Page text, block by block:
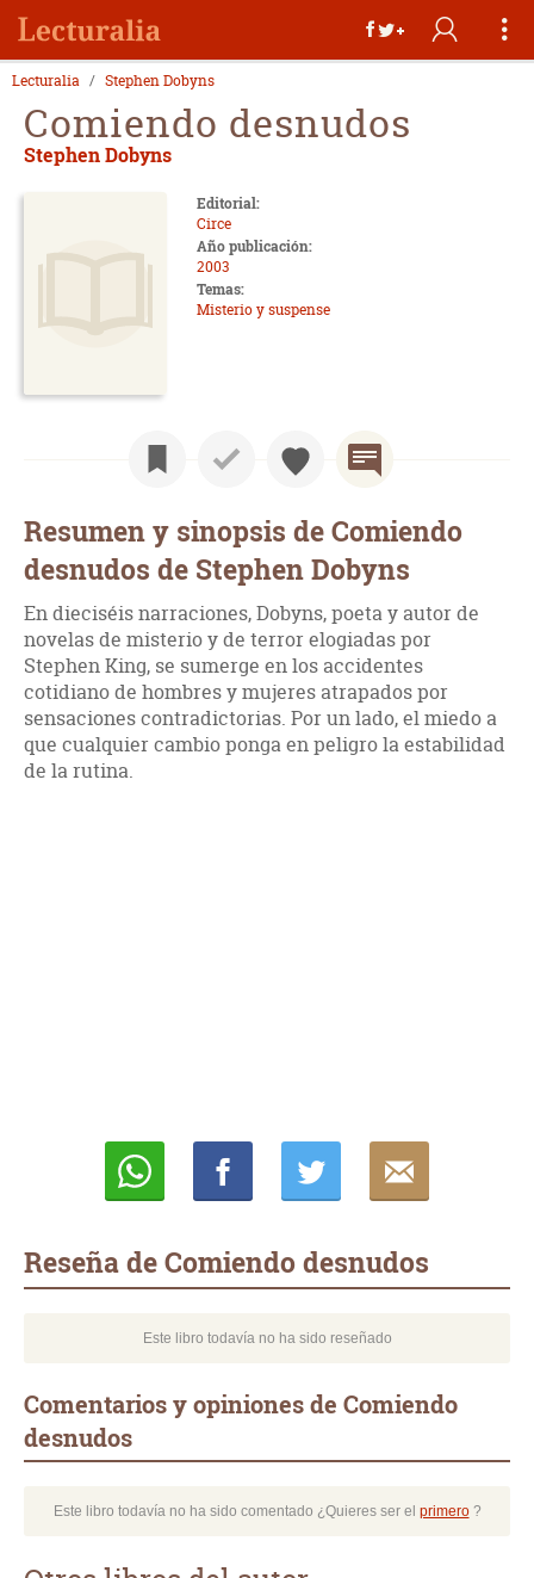
Lecturalia Stephen Dobyns
Comiendo desnudos
Stephen Dobyns
Editorial:
Circe
Año publicación:
2003
Temas:
Misterio y suspense
Resumen y sinopsis de Comiendo
desnudos de Stephen Dobyns
En dieciséis narraciones, Dobyns, poeta y autor de
novelas de misterio y de terror elogiadas por
Stephen King, se sumerge en los accidentes
cotidiano de hombres y mujeres atrapados por
sensaciones contradictorias. Por un lado, el miedo a
que cualquier cambio ponga en peligro la estabilidad
de la rutina.
Reseña de Comiendo desnudos
Este libro todavía no ha sido reseñado
Comentarios y opiniones de Comiendo
desnudos
Este libro todavía no ha sido comentado ¿Quieres ser el primero?